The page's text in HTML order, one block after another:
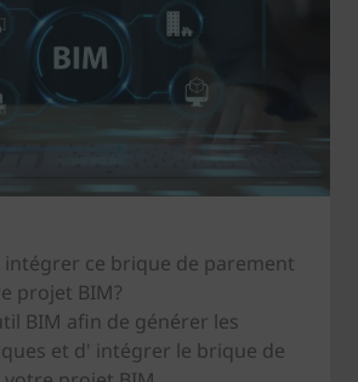
intégrer ce brique de parement
projet BIM?
BIM afin de générer les
et d' intégrer le brique de